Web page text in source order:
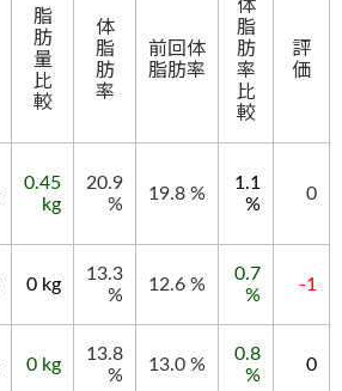
脂
肪
量
比
較
体
脂
肪
率
前回体
脂肪率
体
脂
肪
率
比
較
評
価
0.45
kg
20.9
%
19.8 %
1.1
%
0
0 kg
13.3
%
12.6 %
0.7
%
-1
0 kg
13.8
%
13.0 %
0.8
%
0